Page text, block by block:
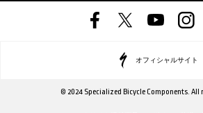
オフィシャルサイト
© 2024 Specialized Bicycle Components. All